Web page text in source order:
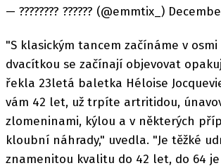
— ???????? ?????? (@emmtix_)
"S klasickým tancem začínáme v
dvacítkou se začínají objevovat
řekla 23letá baletka Héloise
vám 42 let, už trpíte artritidou,
zlomeninami, kýlou a v některých
kloubní náhrady," uvedla. "Je těžké
znamenitou kvalitu do 42 let, do 64